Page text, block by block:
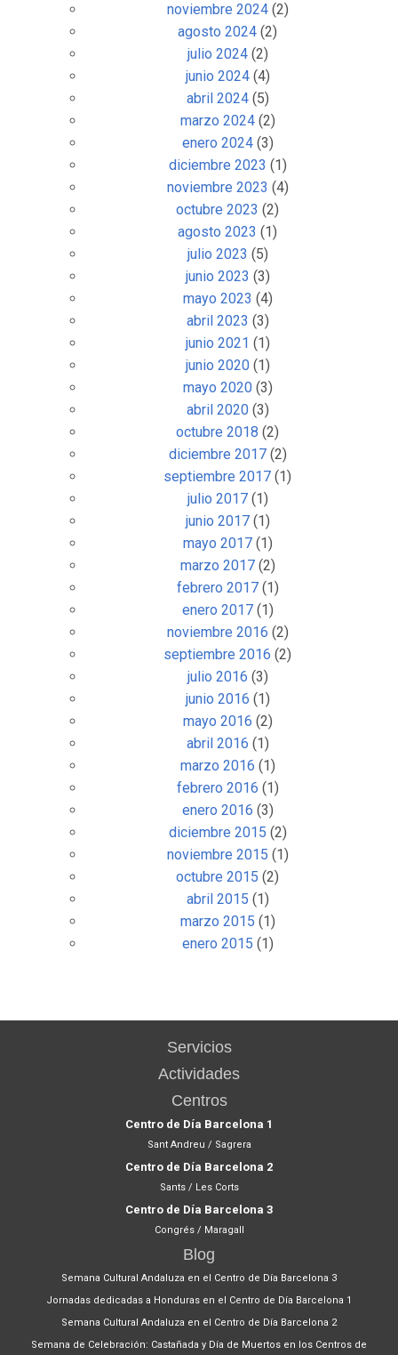
noviembre 2024(2)
agosto 2024 (2)
julio 2024(2)
junio 2024(4)
abril 2024(5)
marzo 2024(2)
enero 2024(3)
diciembre 2023 (1)
noviembre 2023 (4)
octubre 2023 (2)
agosto 2023 (1)
julio 2023 (5)
junio 2023 (3)
mayo 2023 (4)
abril 2023 (3)
junio 2021 (1)
junio 2020(1)
mayo 2020(3)
abril 2020(3)
octubre 2018 (2)
diciembre 2017(2)
septiembre 2017 (1)
julio 2017(1)
junio 2017(1)
mayo 2017(1)
marzo 2017(2)
febrero 2017(1)
enero 2017(1)
noviembre 2016 (2)
septiembre 2016 (2)
julio 2016 (3)
junio 2016 (1)
mayo 2016 (2)
abril 2016 (1)
marzo 2016 (1)
febrero 2016 (1)
enero 2016 (3)
diciembre 2015 (2)
noviembre 2015 (1)
octubre 2015 (2)
abril 2015 (1)
marzo 2015 (1)
enero 2015 (1)
Servicios
Actividades
Centros
Centro de Día Barcelona 1
Sant Andreu / Sagrera
Centro de Día Barcelona 2
Sants / Les Corts
Centro de Día Barcelona 3
Congrés / Maragall
Blog
Semana Cultural Andaluza en el Centro de Día Barcelona 3
Jornadas dedicadas a Honduras en el Centro de Día Barcelona 1
Semana Cultural Andaluza en el Centro de Día Barcelona 2
Semana de Celebración: Castañada y Día de Muertos en los Centros de